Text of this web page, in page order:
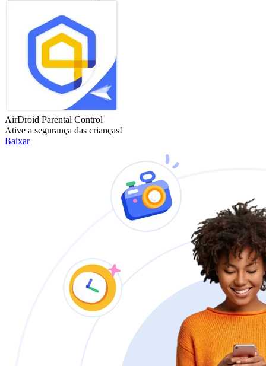
AirDroid Parental Control
Ative a segurança das crianças!
Baixar